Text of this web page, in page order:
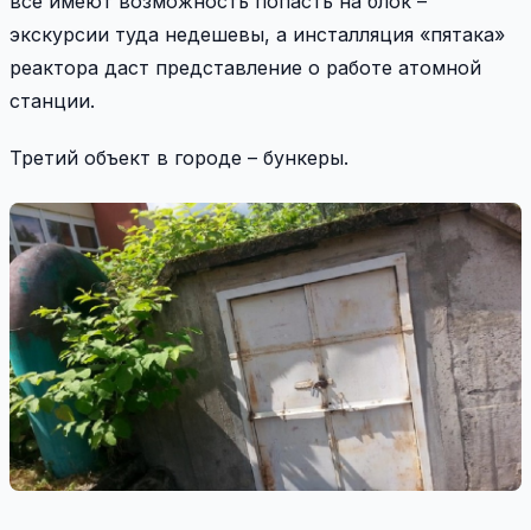
экскурсии туда недешевы, а инсталляция «пятака»
реактора даст представление о работе атомной
станции.
Третий объект в городе – бункеры.